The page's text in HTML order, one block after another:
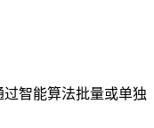
智能算法批量或单独